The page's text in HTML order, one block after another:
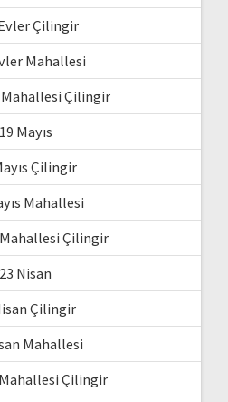
Çilingir
Mahallesi
Mahallesi Çilingir
19 Mayıs
Çilingir
Mahallesi
Mahallesi Çilingir
23 Nisan
Çilingir
Mahallesi
Çilingir